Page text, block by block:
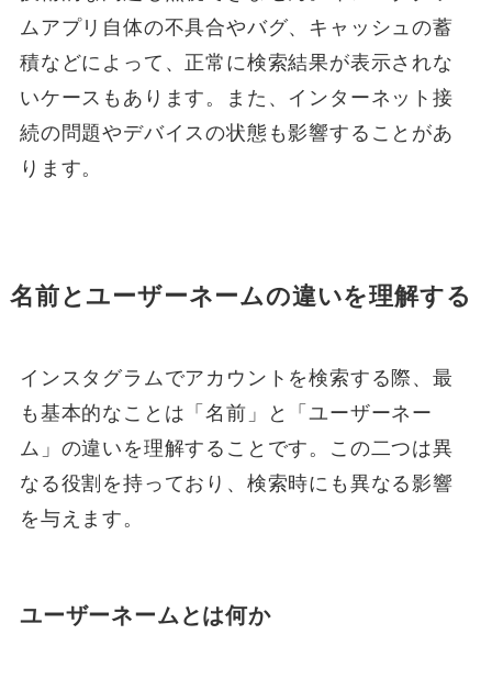
ムアプリ自体の不具合やバグ、キャッシュの蓄
積などによって、正常に検索結果が表示されな
いケースもあります。また、インターネット接
続の問題やデバイスの状態も影響することがあ
ります。
名前とユーザーネームの違いを理解する
インスタグラムでアカウントを検索する際、最
も基本的なことは「名前」と「ユーザーネー
ム」の違いを理解することです。この二つは異
なる役割を持っており、検索時にも異なる影響
を与えます。
ユーザーネームとは何か